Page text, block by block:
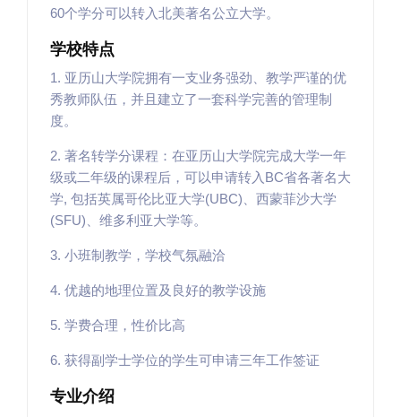
60个学分可以转入北美著名公立大学。
学校特点
1. 亚历山大学院拥有一支业务强劲、教学严谨的优
秀教师队伍，并且建立了一套科学完善的管理制
度。
2. 著名转学分课程：在亚历山大学院完成大学一年
级或二年级的课程后，可以申请转入BC省各著名大
学, 包括英属哥伦比亚大学(UBC)、西蒙菲沙大学
(SFU)、维多利亚大学等。
3. 小班制教学，学校气氛融洽
4. 优越的地理位置及良好的教学设施
5. 学费合理，性价比高
6. 获得副学士学位的学生可申请三年工作签证
专业介绍